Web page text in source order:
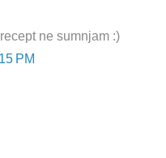
ne sumnjam :)
PM